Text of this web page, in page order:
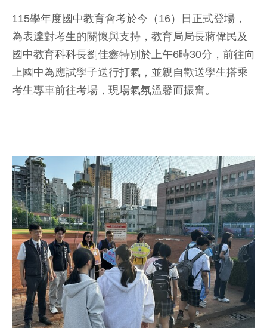
115學年度國中教育會考於今（16）日正式登場，
為表達對考生的關懷與支持，教育局局長蔣偉民及
國中教育科科長劉佳鑫特別於上午6時30分，前往向
上國中為應試學子送行打氣，並親自歡送學生搭乘
考生專車前往考場，現場氣氛溫馨而振奮。